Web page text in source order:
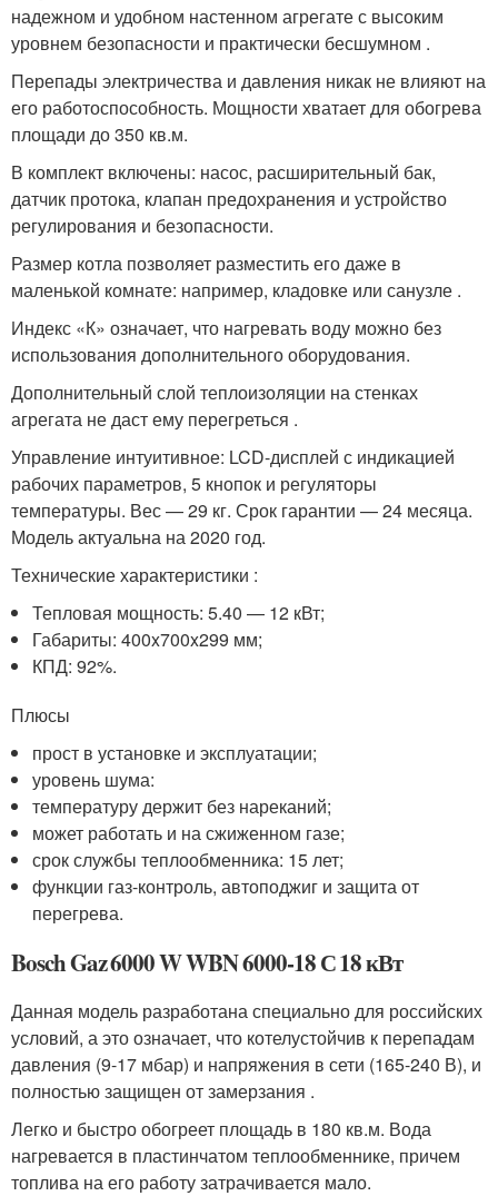
надежном и удобном настенном агрегате с высоким
уровнем безопасности и практически бесшумном .
Перепады электричества и давления никак не влияют на
его работоспособность. Мощности хватает для обогрева
площади до 350 кв.м.
В комплект включены: насос, расширительный бак,
датчик протока, клапан предохранения и устройство
регулирования и безопасности.
Размер котла позволяет разместить его даже в
маленькой комнате: например, кладовке или санузле .
Индекс «К» означает, что нагревать воду можно без
использования дополнительного оборудования.
Дополнительный слой теплоизоляции на стенках
агрегата не даст ему перегреться .
Управление интуитивное: LCD-дисплей с индикацией
рабочих параметров, 5 кнопок и регуляторы
температуры. Вес — 29 кг. Срок гарантии — 24 месяца.
Модель актуальна на 2020 год.
Технические характеристики :
Тепловая мощность: 5.40 — 12 кВт;
Габариты: 400x700x299 мм;
КПД: 92%.
Плюсы
прост в установке и эксплуатации;
уровень шума:
температуру держит без нареканий;
может работать и на сжиженном газе;
срок службы теплообменника: 15 лет;
функции газ-контроль, автоподжиг и защита от
перегрева.
Bosch Gaz 6000 W WBN 6000-18 С 18 кВт
Данная модель разработана специально для российских
условий, а это означает, что котелустойчив к перепадам
давления (9-17 мбар) и напряжения в сети (165-240 В), и
полностью защищен от замерзания .
Легко и быстро обогреет площадь в 180 кв.м. Вода
нагревается в пластинчатом теплообменнике, причем
топлива на его работу затрачивается мало.